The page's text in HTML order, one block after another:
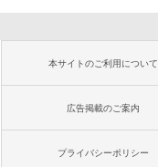
本サイトのご利用について
広告掲載のご案内
プライバシーポリシー